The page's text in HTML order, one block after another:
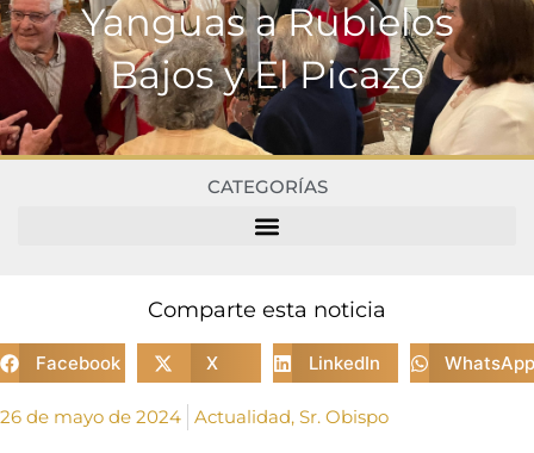
Yanguas a Rubielos
Bajos y El Picazo
CATEGORÍAS
Comparte esta noticia
Facebook X LinkedIn WhatsApp
26 de mayo de 2024 Actualidad, Sr. Obispo